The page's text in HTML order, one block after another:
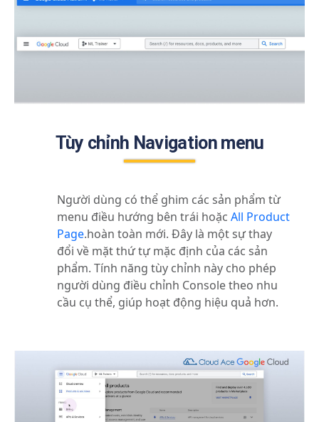
Tùy chỉnh Navigation menu
Người dùng có thể ghim các sản phẩm từ
menu điều hướng bên trái hoặcAll Product
Page.hoàn toàn mới.Đây là một sự thay
đổi về mặt thứ tự mặc định của các sản
phẩm. Tính năng tùy chỉnh này cho phép
người dùng điều chỉnh Console theo nhu
cầu cụ thể, giúp hoạt động hiệu quả hơn.